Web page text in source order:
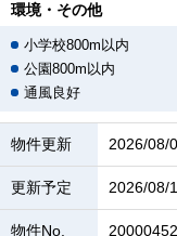
環境・その他
小学校800m以内
公園800m以内
通風良好
物件更新 2026/08/
更新予定 2026/08/
物件No.